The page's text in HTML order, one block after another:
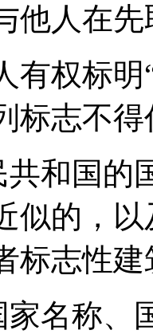
他人在
有权标
标志不
和国的
似的，
标志性
名称、